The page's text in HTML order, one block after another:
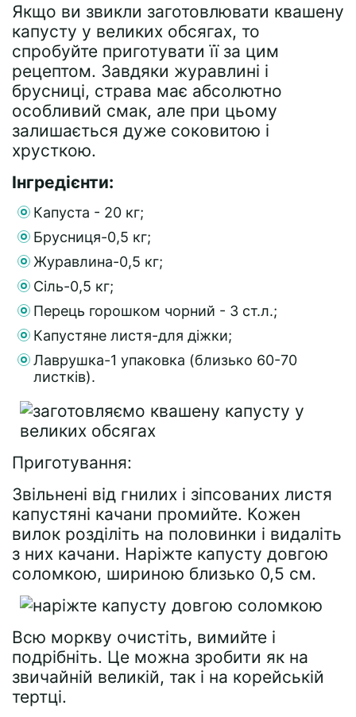
Якщо ви звикли заготовлювати квашену
капусту у великих обсягах, то
спробуйте приготувати її за цим
рецептом. Завдяки журавлині і
брусниці, страва має абсолютно
особливий смак, але при цьому
залишається дуже соковитою і
хрусткою.
Інгредієнти:
Капуста - 20 кг;
Брусниця-0,5 кг;
Журавлина-0,5 кг;
Сіль-0,5 кг;
Перець горошком чорний - 3 ст.л.;
Капустяне листя-для діжки;
Лаврушка-1 упаковка (близько 60-70
листків).
Приготування:
Звільнені від гнилих і зіпсованих листя
капустяні качани промийте. Кожен
вилок розділіть на половинки і видаліть
з них качани. Наріжте капусту довгою
соломкою, шириною близько 0,5 см.
Всю моркву очистіть, вимийте і
подрібніть. Це можна зробити як на
звичайній великій, так і на корейській
тертці.